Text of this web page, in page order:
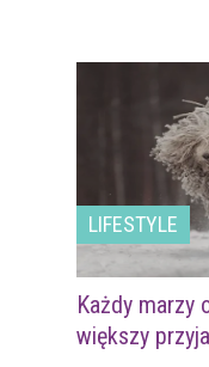
LIFESTYLE
Każdy marzy
większy